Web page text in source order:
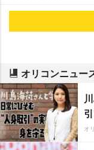
オリコンニュー
オ